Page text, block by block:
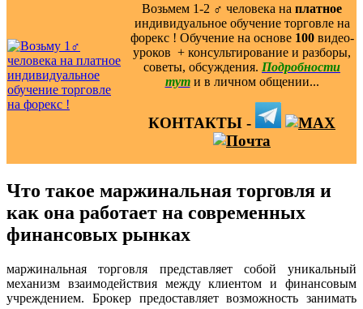
Возьмем 1-2 ‍♂️ человека на платное
индивидуальное обучение торговле на
форекс ! Обучение на основе 100видео-
уроков ️ + консультирование и разборы,
советы, обсуждения. Подробности
тут и в личном общении...
КОНТАКТЫ -
Что такое маржинальная торговля и
как она работает на современных
финансовых рынках
маржинальная торговля представляет собой уникальный
механизм взаимодействия между клиентом и финансовым
учреждением. Брокер предоставляет возможность занимать